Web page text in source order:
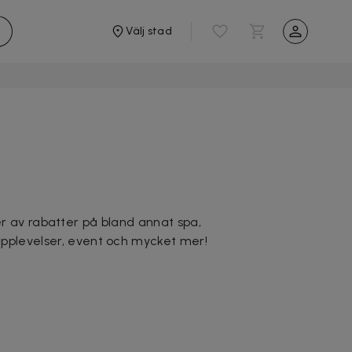
Välj stad
av rabatter på bland annat spa,
event och mycket mer!